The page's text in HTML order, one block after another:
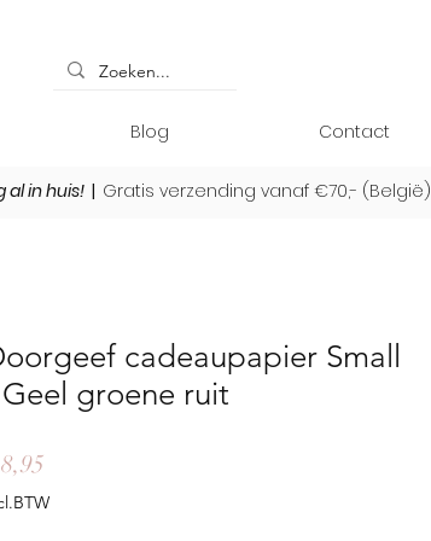
Blog Contact
cadeaupapier Small
groene ruit
al in huis!| Gratis verzending vanaf €70,- (België)